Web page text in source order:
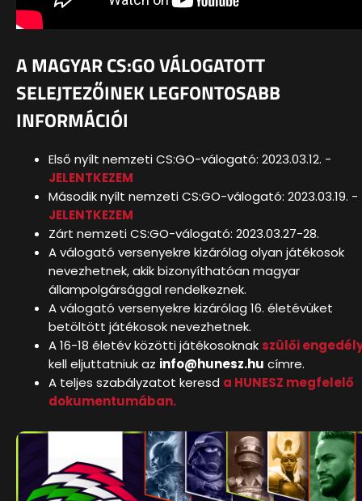
A MAGYAR CS:GO VÁLOGATOTT
SELEJTEZŐINEK LEGFONTOSABB
INFORMÁCIÓI
Első nyílt nemzeti CS:GO-válogató: 2023.03.12. -
JELENTKEZEM
Második nyílt nemzeti CS:GO-válogató: 2023.03.19. -
JELENTKEZEM
Zárt nemzeti CS:GO-válogató: 2023.03.27-28.
A válogató versenyekre kizárólag olyan játékosok
nevezhetnek, akik bizonyíthatóan magyar
állampolgársággal rendelkeznek.
A válogató versenyekre kizárólag 16. életévüket
betöltött játékosok nevezhetnek.
A 16-18 életév közötti játékosoknak szülői
kell eljuttatniuk az info@hunesz.hu címre.
A teljes szabályzatot keresd a HUNESZ megfelelő
dokumentumában.